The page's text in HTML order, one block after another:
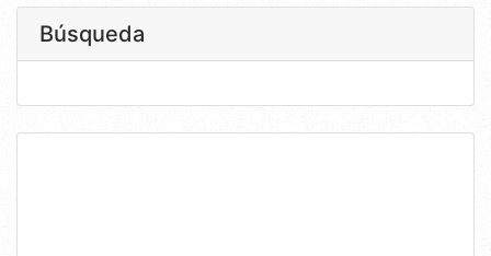
Búsqueda